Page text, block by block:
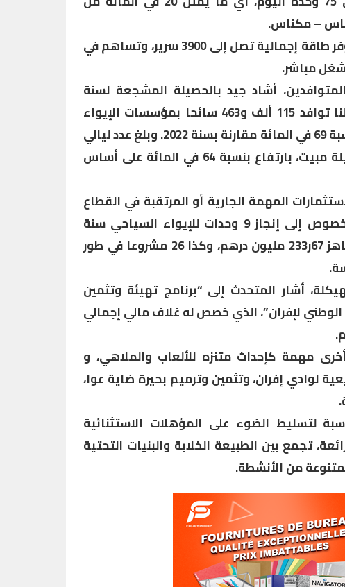
فاس – مكناس.
وأبرز أن هذه الوحدات توفر طاقة إجمالية تصل إلى 3900 سرير، وتساهم في
أشاد جيد بالحصيلة المشجعة لسنة
2023 ، موضحا أننا “سجلنا توافد 115 ألف و463 سائحا بمؤسسات الإيواء
المصنفة، أي بارتفاع بنسبة 69 في المائة مقارنة بسنة 2022. وبلغ عدد ليالي
المبيت 238 ألفا و714 ليلة مبيت، بارتفاع بنسبة 64 في المائة على أساس
المهمة الجارية أو المرتقبة في القطاع
السياحي. وأشار على الخصوص إلى إنجاز 9 وحدات للإيواء السياحي سنة
2023 ، تمثل استثمارا يناهز 67ر233 مليون درهم، وكذا 26 مشروعا في طور
أشار المتحدث إلى “برنامج تهيئة وتثمين
الوطني لإفران”، الذي خصص له غلاف مالي إجمالي
مهمة كإحداث متنزه للألعاب والملاهي، و
لوادي إفران، وتثمين وترميم بحيرة ضاية عوا،
لتسليط الضوء على المؤهلات الاستثنائية
تجمع بين الطبيعة الخلابة والبنيات التحتية
من الأنشطة.